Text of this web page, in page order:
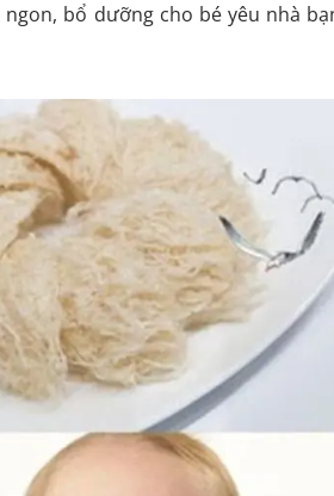
bổ dưỡng cho bé yêu nhà